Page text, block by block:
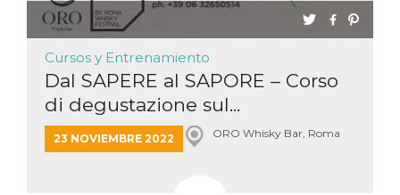
Cursos y Entrenamiento
Dal SAPERE al SAPORE – Corso
di degustazione sul...
23 NOVIEMBRE 2022 ORO Whisky Bar, Roma